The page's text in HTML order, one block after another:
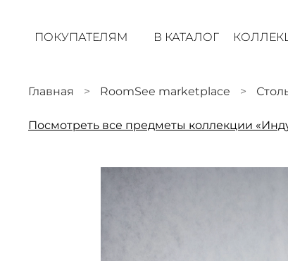
ПОКУПАТЕЛЯМ В КАТАЛОГ
Главная RoomSee marketplace
Посмотреть все предметы коллекции